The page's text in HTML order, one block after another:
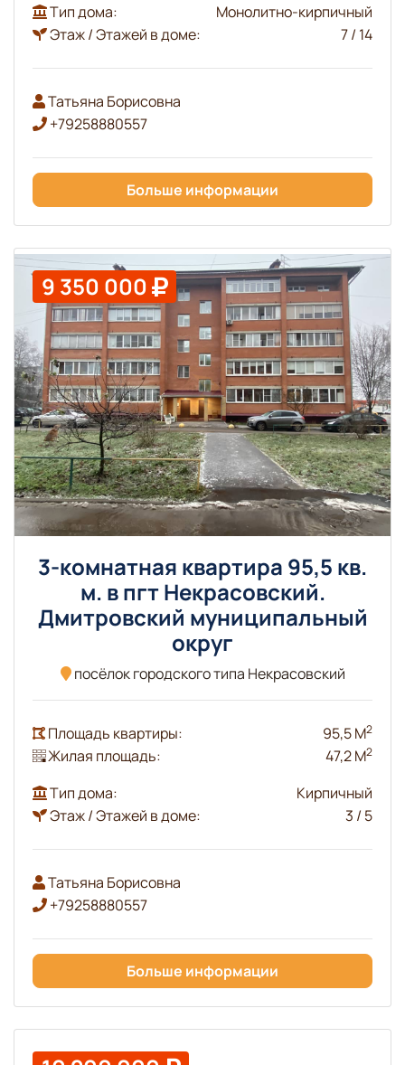
Тип дома:
Монолитно-кирпичный
Этаж / Этажей в доме:
7 / 14
Татьяна Борисовна
+79258880557
Больше информации
9 350 000
3-комнатная квартира 95,5 кв.
м. в пгт Некрасовский.
Дмитровский муниципальный
округ
посёлок городского типа Некрасовский
Площадь квартиры: 95,5 М2
Жилая площадь: 47,2 М2
Тип дома:
Кирпичный
Этаж / Этажей в доме:
3 / 5
Татьяна Борисовна
+79258880557
Больше информации